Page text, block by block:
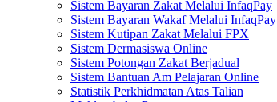
Sistem Bayaran Zakat Melalui InfaqPay
Sistem Bayaran Wakaf Melalui InfaqPay
Sistem Kutipan Zakat Melalui FPX
Sistem Dermasiswa Online
Sistem Potongan Zakat Berjadual
Sistem Bantuan Am Pelajaran Online
Statistik Perkhidmatan Atas Talian